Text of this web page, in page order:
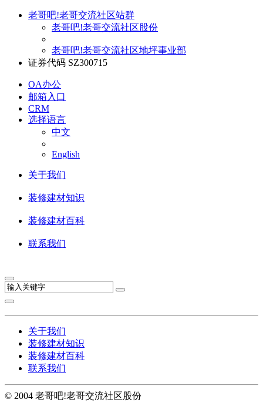
老哥吧!老哥交流社区站群
老哥吧!老哥交流社区股份
老哥吧!老哥交流社区地坪事业部
证券代码 SZ300715
OA办公
邮箱入口
CRM
选择语言
中文
English
关于我们
装修建材知识
装修建材百科
联系我们
关于我们
装修建材知识
装修建材百科
联系我们
© 2004 老哥吧!老哥交流社区股份